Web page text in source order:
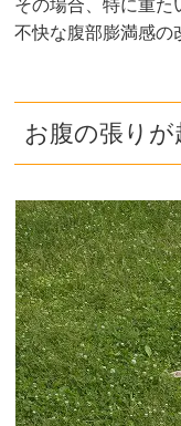
その場合、特に重た
不快な腹部膨満感の
お腹の張り